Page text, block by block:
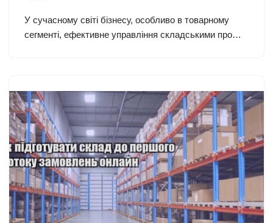
У сучасному світі бізнесу, особливо в товарному
сегменті, ефективне управління складськими про…